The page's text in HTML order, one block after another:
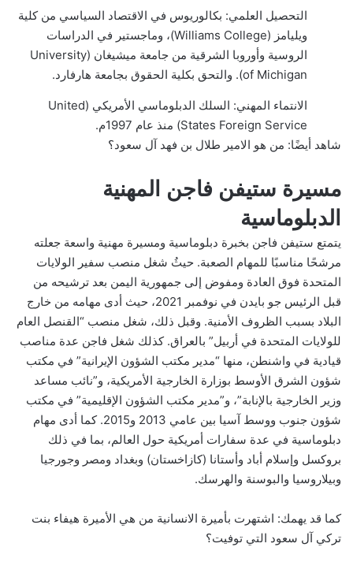
التحصيل العلمي: بكالوريوس في الاقتصاد السياسي من كلية
ويليامز (Williams College)، وماجستير في الدراسات
الروسية وأوروبا الشرقية من جامعة ميشيغان (University
of Michigan). والتحق بكلية الحقوق بجامعة هارفارد.
الانتماء المهني: السلك الدبلوماسي الأمريكي (United
States Foreign Service) منذ عام 1997م.
شاهد أيضًا: من هو الامير طلال بن فهد آل سعود؟
مسيرة ستيفن فاجن المهنية
الدبلوماسية
يتمتع ستيفن فاجن بخبرة دبلوماسية ومسيرة مهنية واسعة جعلته
مرشحًا مناسبًا للمهام الصعبة. حيثُ شغل منصب سفير الولايات
المتحدة فوق العادة ومفوض إلى جمهورية اليمن بعد ترشيحه من
قبل الرئيس جو بايدن في نوفمبر 2021، حيث أدى مهامه من خارج
البلاد بسبب الظروف الأمنية. وقبل ذلك، شغل منصب “القنصل العام
للولايات المتحدة في أربيل” بالعراق. كذلك شغل فاجن عدة مناصب
قيادية في واشنطن، منها “مدير مكتب الشؤون الإيرانية” في مكتب
شؤون الشرق الأوسط بوزارة الخارجية الأمريكية، و”نائب مساعد
وزير الخارجية بالإنابة”، و”مدير مكتب الشؤون الإقليمية” في مكتب
شؤون جنوب ووسط آسيا بين عامي 2013 و2015. كما أدى مهام
دبلوماسية في عدة سفارات أمريكية حول العالم، بما في ذلك
بروكسل وإسلام أباد وأستانا (كازاخستان) وبغداد ومصر وجورجيا
وبيلاروسيا والبوسنة والهرسك.
كما قد يهمك: اشتهرت بأميرة الانسانية من هي الأميرة هيفاء بنت
تركي آل سعود التي توفيت؟